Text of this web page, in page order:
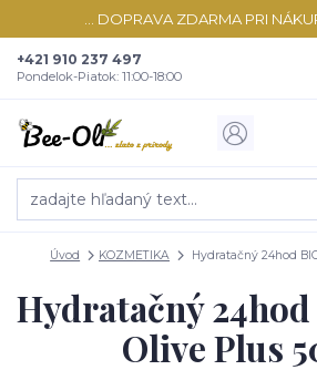
... DOPRAVA ZDARMA PRI
+421 910 237 497
Pondelok-Piatok: 11:00-18:00
Úvod KOZMETIKA Hydratačný 24hod
Hydratačný
Olive Plus